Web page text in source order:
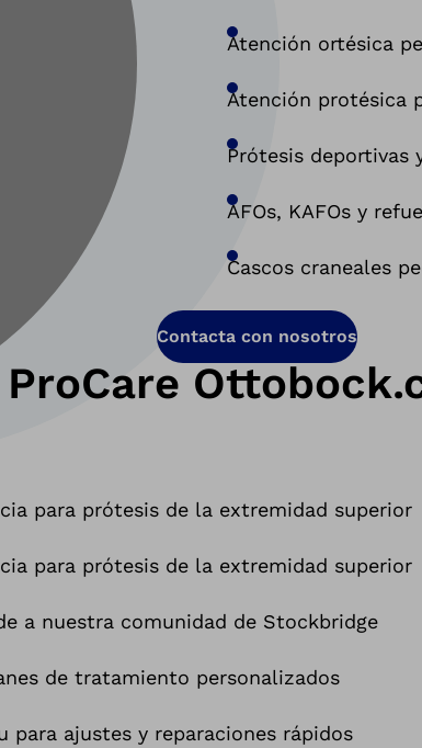
Atención ortésica
Atención protésica
Prótesis deportivas
AFOs, KAFOs y
Cascos craneales
Contacta con nosotros
para prótesis de la extremidad superior
para prótesis de la extremidad superior
a nuestra comunidad de Stockbridge
de tratamiento personalizados
para ajustes y reparaciones rápidos